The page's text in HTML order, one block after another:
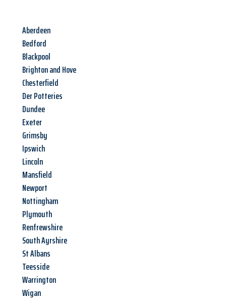
Aberdeen
Bedford
Blackpool
Brighton and Hove
Chesterfield
Der Potteries
Dundee
Exeter
Grimsby
Ipswich
Lincoln
Mansfield
Newport
Nottingham
Plymouth
Renfrewshire
South Ayrshire
St Albans
Teesside
Warrington
Wigan